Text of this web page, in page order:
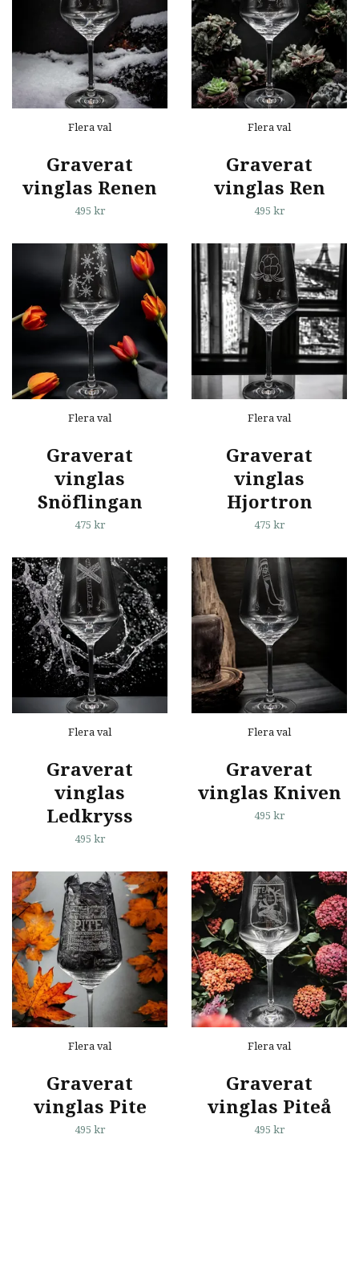
Flera val
Graverat
vinglas Renen
495 kr
Flera val
Graverat
vinglas Ren
495 kr
Flera val
Graverat
vinglas
Snöflingan
475 kr
Flera val
Graverat
vinglas
Hjortron
475 kr
Flera val
Graverat
vinglas
Ledkryss
495 kr
Flera val
Graverat
vinglas Kniven
495 kr
Flera val
Graverat
vinglas Pite
495 kr
Flera val
Graverat
vinglas Piteå
495 kr